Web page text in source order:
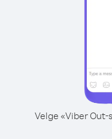
Velge «Viber